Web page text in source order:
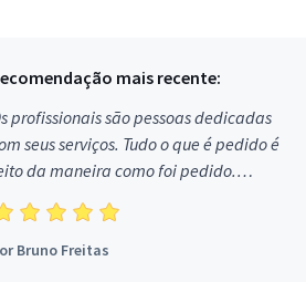
mais recente:
profissionais são pessoas dedicadas
seus serviços. Tudo o que é pedido é
da maneira como foi pedido.
Aprovado!
Bruno Freitas